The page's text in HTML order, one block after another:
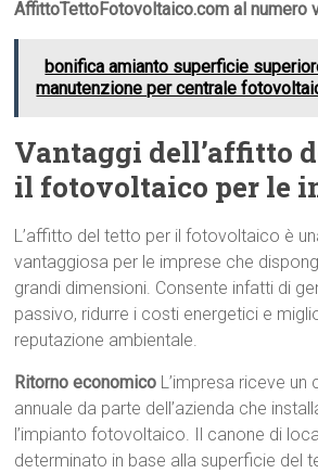
AffittoTettoFotovoltaico.com al numero
bonifica amianto superficie
manutenzione per centrale
Vantaggi dell’affitto
il fotovoltaico per le
L’affitto del tetto per il fotovoltaico è
vantaggiosa per le imprese che
grandi dimensioni. Consente infatti di
passivo, ridurre i costi energetici e
reputazione ambientale.
Ritorno economico L’impresa riceve
annuale da parte dell’azienda che
l’impianto fotovoltaico. Il canone di
determinato in base alla superficie del